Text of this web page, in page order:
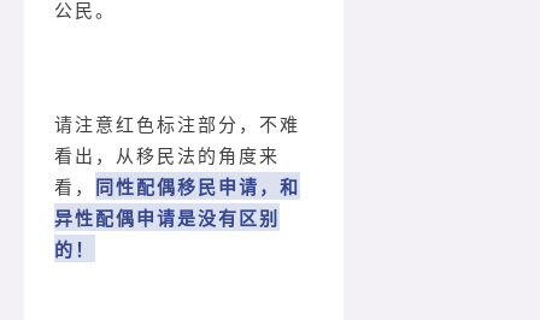
公民。
请注意红色标注部分，不难
看出，从移民法的角度来
看， 同性配偶移民申请，和
异性配偶申请是没有区别
的！